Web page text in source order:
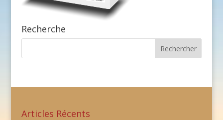
Recherche
Articles Récents